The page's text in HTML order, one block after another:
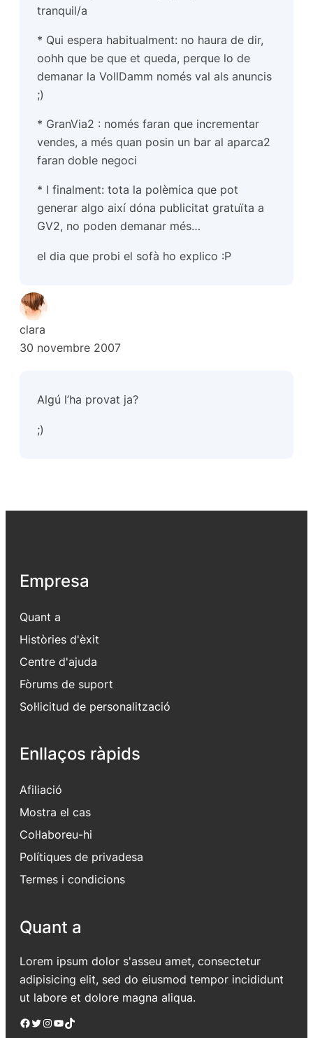
tranquil/a
* Qui espera habitualment: no haura de dir,
oohh que be que et queda, perque lo de
demanar la VollDamm només val als anuncis
;)
* GranVia2 : només faran que incrementar
vendes, a més quan posin un bar al aparca2
faran doble negoci
* I finalment: tota la polèmica que pot
generar algo així dóna publicitat gratuïta a
GV2, no poden demanar més…
el dia que probi el sofà ho explico :P
clara
30 novembre 2007
Algú l’ha provat ja?
;)
Empresa
Quant a
Històries d'èxit
Centre d'ajuda
Fòrums de suport
Sol·licitud de personalització
Enllaços ràpids
Afiliació
Mostra el cas
Col·laboreu-hi
Polítiques de privadesa
Termes i condicions
Quant a
Lorem ipsum dolor s'asseu amet, consectetur
adipisicing elit, sed do eiusmod tempor incididunt
ut labore et dolore magna aliqua.
Facebook Twitter Instagram YouTube TikTok